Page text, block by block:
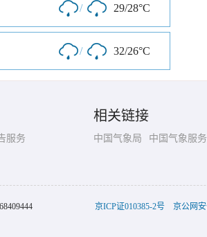
/ 29/28°C
/ 32/26°C
服务
相关链接
中国气象局 中国气象服
京ICP证010385-2号 京公网安